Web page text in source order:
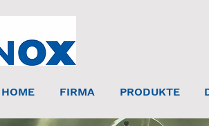
HOME FIRMA PRODUKTE